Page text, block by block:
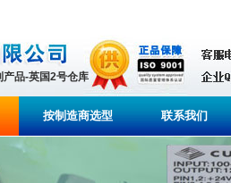
品-英国2号仓库
按制造商选型 联系我们